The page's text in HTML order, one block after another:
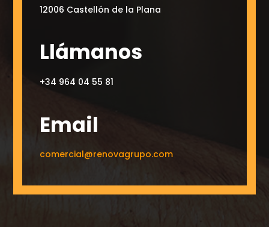
12006 Castellón de la Plana
Llámanos
+34 964 04 55 81
Email
comercial@renovagrupo.com